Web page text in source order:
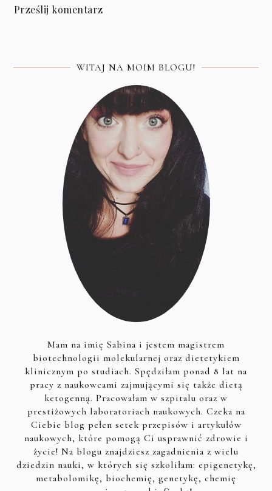
Prześlij komentarz
WITAJ NA MOIM BLOGU!
Mam na imię Sabina i jestem magistrem
biotechnologii molekularnej oraz dietetykiem
klinicznym po studiach. Spędziłam ponad 8 lat na
pracy z naukowcami zajmującymi się także dietą
ketogenną. Pracowałam w szpitalu oraz w
prestiżowych laboratoriach naukowych. Czeka na
Ciebie blog pełen setek przepisów i artykułów
naukowych, które pomogą Ci usprawnić zdrowie i
życie! Na blogu znajdziesz zagadnienia z wielu
dziedzin nauki, w których się szkoliłam: epigenetykę,
metabolomikę, biochemię, genetykę, chemię